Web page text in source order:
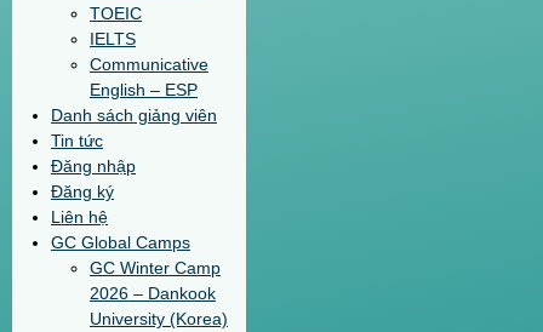
TOEIC
IELTS
Communicative
English – ESP
Danh sách giảng viên
Tin tức
Đăng nhập
Đăng ký
Liên hệ
GC Global Camps
GC Winter Camp
2026 – Dankook
University (Korea)